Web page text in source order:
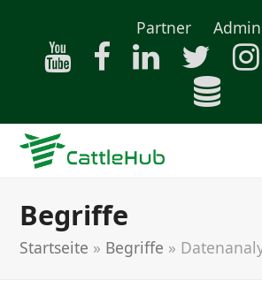
Partner Admin
Begriffe
Startseite » Begriffe »